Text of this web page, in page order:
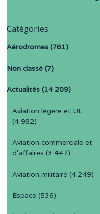
Catégories
Aérodromes (761)
Non classé (7)
Actualités (14 209)
Aviation légère et UL
(4 982)
Aviation commerciale et
d'affaires (3 447)
Aviation militaire (4 249)
Espace (536)